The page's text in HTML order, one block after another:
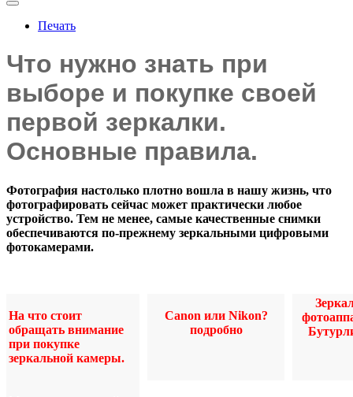
Печать
Что нужно знать при
выборе и покупке своей
первой зеркалки.
Основные правила.
Фотография настолько плотно вошла в нашу жизнь, что
фотографировать сейчас может практически любое
устройство. Тем не менее, самые качественные снимки
обеспечиваются по-прежнему зеркальными цифровыми
фотокамерами.
На что стоит
обращать внимание
при покупке
зеркальной камеры.
Canon или Nikon?
подробно